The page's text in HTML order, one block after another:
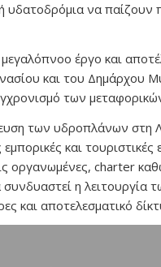
να παίζουν
έργο και
και του Δημάρχου
των
των υδροπλάνων στη
και τουριστικές
οργανωμένες, charter
συνδυαστεί η
και αποτελεσματικό